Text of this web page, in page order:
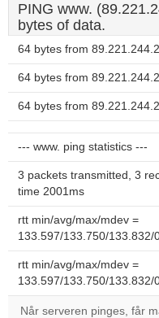
PING www.
bytes of data.
64 bytes from
64 bytes from
64 bytes from
--- www. ping statistics ---
3 packets transmitted, 3
time 2001ms
rtt min/avg/max/mdev =
133.597/133.750/133.832/
rtt min/avg/max/mdev =
133.597/133.750/133.832/
Når serveren pinges, får